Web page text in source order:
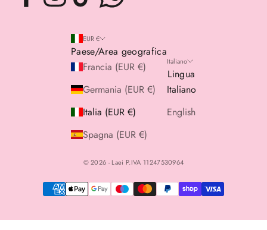
EUR €
Paese/Area geografica
Francia (EUR €)
Germania (EUR €)
Italia (EUR €)
Spagna (EUR €)
Italiano
Lingua
Italiano
English
© 2026 - Laei P.IVA 11247530964